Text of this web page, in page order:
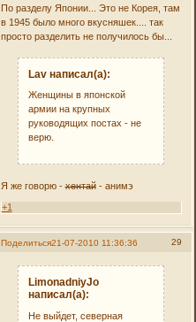
По разделу Японии... Это не Корея, там
в 1945 было много вкусняшек.... так
просто разделить не получилось бы...
Lav написал(а):
Женщины в японской
армии на крупных
руководящих постах - не
верю.
Я же говорю -хентай- анимэ
+1
Поделиться 29
21-07-2010 11:36:36
LimonadniyJo
написал(а):
Не выйдет, северная